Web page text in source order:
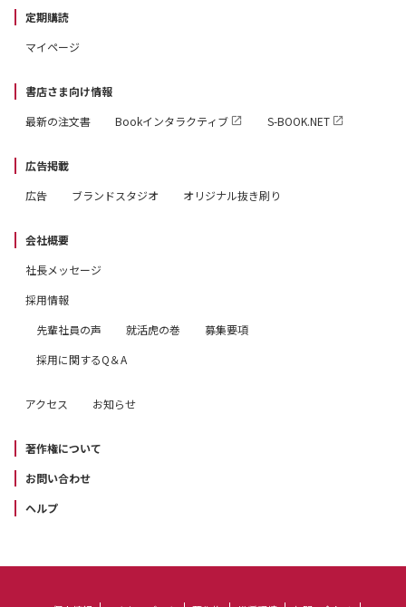
定期購読
マイページ
書店さま向け情報
最新の注文書
Bookインタラクティブ S-BOOK.NET
広告掲載
広告
ブランドスタジオ オリジナル抜き刷り
会社概要
社長メッセージ
採用情報
先輩社員の声
就活虎の巻
募集要項
採用に関するQ＆A
アクセス お知らせ
著作権について
お問い合わせ
ヘルプ